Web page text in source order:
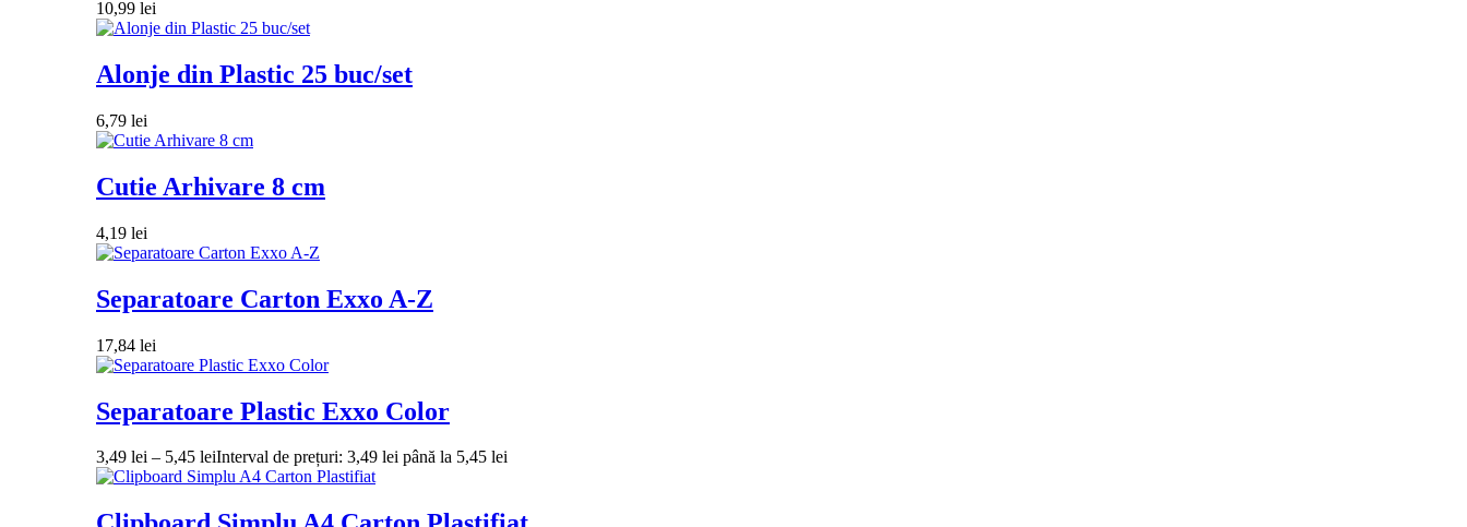
10,99 lei
Alonje din Plastic 25 buc/set
6,79 lei
Cutie Arhivare 8 cm
4,19 lei
Separatoare Carton Exxo A-Z
17,84 lei
Separatoare Plastic Exxo Color
3,49 lei – 5,45 leiInterval de prețuri: 3,49 lei până la 5,45 lei